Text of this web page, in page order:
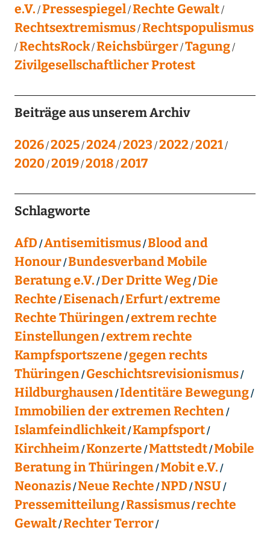
e.V. Pressespiegel Rechte Gewalt
Rechtsextremismus Rechtspopulismus
RechtsRock Reichsbürger Tagung
Zivilgesellschaftlicher Protest
Beiträge aus unserem Archiv
2026 2025 2024 2023 2022 2021
2020 2019 2018 2017
Schlagworte
AfD Antisemitismus Blood and
Honour Bundesverband Mobile
Beratung e.V. Der Dritte Weg Die
Rechte Eisenach Erfurt extreme
Rechte Thüringen extrem rechte
Einstellungen extrem rechte
Kampfsportszene gegen rechts
Thüringen Geschichtsrevisionismus
Hildburghausen Identitäre Bewegung
Immobilien der extremen Rechten
Islamfeindlichkeit Kampfsport
Kirchheim Konzerte Mattstedt Mobile
Beratung in Thüringen Mobit e.V.
Neonazis Neue Rechte NPD NSU
Pressemitteilung Rassismus rechte
Gewalt Rechter Terror